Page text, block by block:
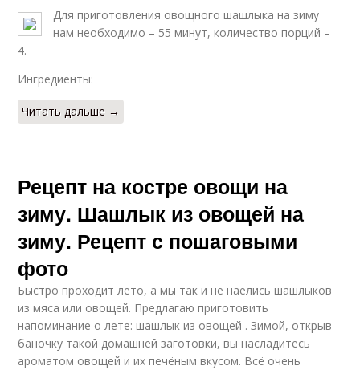
Для приготовления овощного шашлыка на зиму
нам необходимо – 55 минут, количество порций –
4.
Ингредиенты:
Читать дальше →
Рецепт на костре овощи на
зиму. Шашлык из овощей на
зиму. Рецепт с пошаговыми
фото
Быстро проходит лето, а мы так и не наелись шашлыков
из мяса или овощей. Предлагаю приготовить
напоминание о лете: шашлык из овощей . Зимой, открыв
баночку такой домашней заготовки, вы насладитесь
ароматом овощей и их печёным вкусом. Всё очень